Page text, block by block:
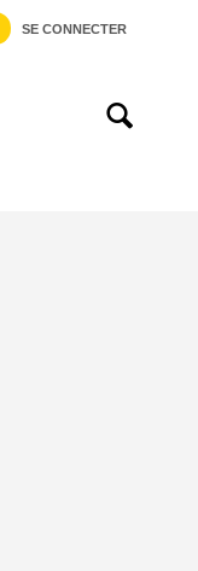
SE CONNECTER